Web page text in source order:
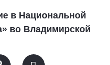
в Национальной
во Владимирской